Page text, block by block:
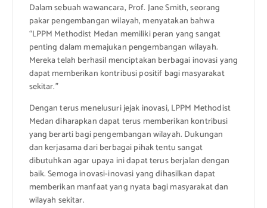
Dalam sebuah wawancara, Prof. Jane Smith, seorang
pakar pengembangan wilayah, menyatakan bahwa
“LPPM Methodist Medan memiliki peran yang sangat
penting dalam memajukan pengembangan wilayah.
Mereka telah berhasil menciptakan berbagai inovasi yang
dapat memberikan kontribusi positif bagi masyarakat
sekitar.”
Dengan terus menelusuri jejak inovasi, LPPM Methodist
Medan diharapkan dapat terus memberikan kontribusi
yang berarti bagi pengembangan wilayah. Dukungan
dan kerjasama dari berbagai pihak tentu sangat
dibutuhkan agar upaya ini dapat terus berjalan dengan
baik. Semoga inovasi-inovasi yang dihasilkan dapat
memberikan manfaat yang nyata bagi masyarakat dan
wilayah sekitar.